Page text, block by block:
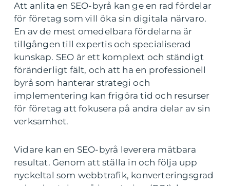
Att anlita en SEO-byrå kan ge en rad fördelar
för företag som vill öka sin digitala närvaro.
En av de mest omedelbara fördelarna är
tillgången till expertis och specialiserad
kunskap. SEO är ett komplext och ständigt
föränderligt fält, och att ha en professionell
byrå som hanterar strategi och
implementering kan frigöra tid och resurser
för företag att fokusera på andra delar av sin
verksamhet.
Vidare kan en SEO-byrå leverera mätbara
resultat. Genom att ställa in och följa upp
nyckeltal som webbtrafik, konverteringsgrad